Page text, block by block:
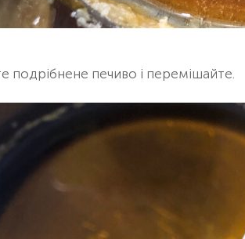
подрібнене печиво і перемішайте.